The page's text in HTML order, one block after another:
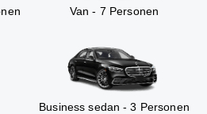
Van - 7 Personen
Business sedan - 3 Personen